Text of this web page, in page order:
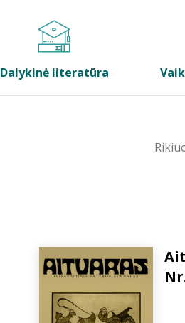
Dalykinė literatūra